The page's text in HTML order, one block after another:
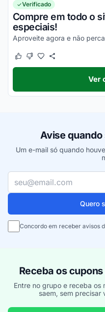
Verificado
Compre em todo o
especiais!
Aproveite agora e não
Este cupom funcionou
Este cupom não
Ver
Avise
Um e-mail só quando
Seu e-mail
Quero
Concordo em receber avisos
Receba os
Entre no grupo e receba os
saem, sem precisar